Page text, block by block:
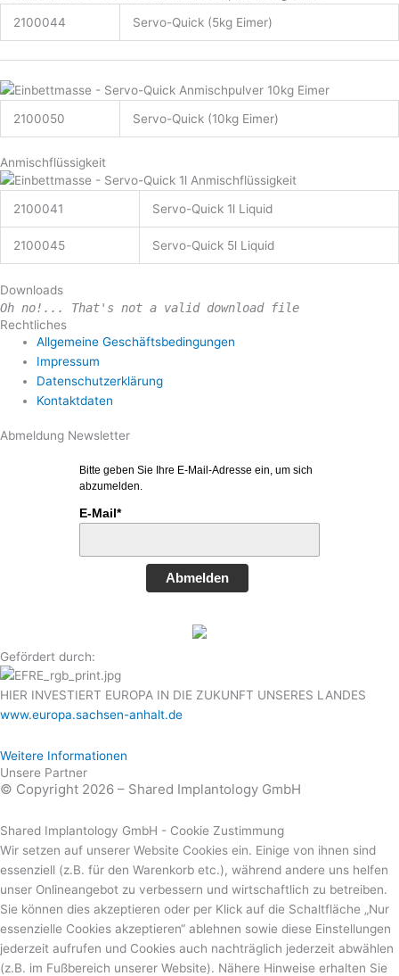
2100044 Servo-Quick (5kg Eimer)
2100050 Servo-Quick (10kg Eimer)
Anmischflüssigkeit
2100041 Servo-Quick 1l Liquid
2100045 Servo-Quick 5l Liquid
Downloads
Oh no!... That's not a valid download file
Rechtliches
Allgemeine Geschäftsbedingungen
Impressum
Datenschutzerklärung
Kontaktdaten
Abmeldung Newsletter
Bitte geben Sie Ihre E-Mail-Adresse ein, um sich
abzumelden.
E-Mail*
Abmelden
Gefördert durch:
HIER INVESTIERT EUROPA IN DIE ZUKUNFT UNSERES LANDES
www.europa.sachsen-anhalt.de
Weitere Informationen
Unsere Partner
© Copyright 2026 – Shared Implantology GmbH
Shared Implantology GmbH - Cookie Zustimmung
Wir setzen auf unserer Website Cookies ein. Einige von ihnen sind
essenziell (z.B. für den Warenkorb etc.), während andere uns helfen
unser Onlineangebot zu verbessern und wirtschaftlich zu betreiben.
Sie können dies akzeptieren oder per Klick auf die Schaltfläche „Nur
essenzielle Cookies akzeptieren“ ablehnen sowie diese Einstellungen
jederzeit aufrufen und Cookies auch nachträglich jederzeit abwählen
(z.B. im Fußbereich unserer Website). Nähere Hinweise erhalten Sie